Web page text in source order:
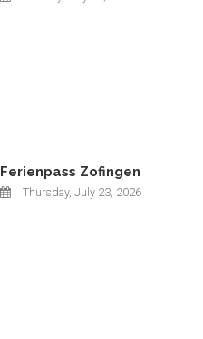
Ferienpass Zofingen
Thursday, July 23, 2026